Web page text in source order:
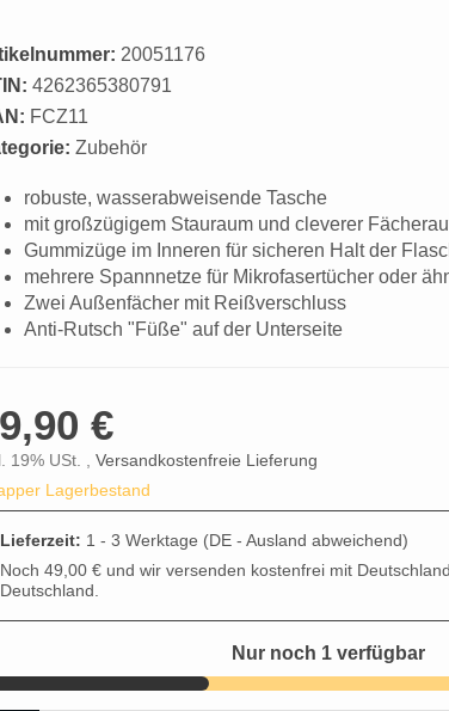
20051176
4262365380791
FCZ11
Zubehör
robuste, wasserabweisende Tasche
mit großzügigem Stauraum und cleverer
Gummizüge im Inneren für sicheren Halt der
mehrere Spannnetze für Mikrofasertücher oder
Zwei Außenfächer mit Reißverschluss
Anti-Rutsch "Füße" auf der Unterseite
€
19% USt. , Versandkostenfreie Lieferung
Lagerbestand
Lieferzeit: 1 - 3 Werktage (DE - Ausland abweichend)
Noch 49,00 € und wir versenden kostenfrei mit
Deutschland.
Nur noch 1 verfügbar